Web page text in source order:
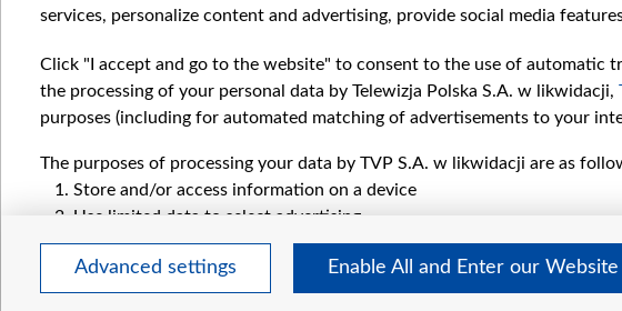
services, personalize content and advertising, provide social media
Click "I accept and go to the website" to consent to the use of automatic
the processing of your personal data by Telewizja Polska S.A. w likwidacji,
purposes (including for automated matching of advertisements to your
The purposes of processing your data by TVP S.A. w likwidacji are as
Store and/or access information on a device
Use limited data to select advertising
Create profiles for personalised advertising
Use profiles to select personalised advertising
Create profiles to personalise content
Advanced settings Enable All and Enter our Website